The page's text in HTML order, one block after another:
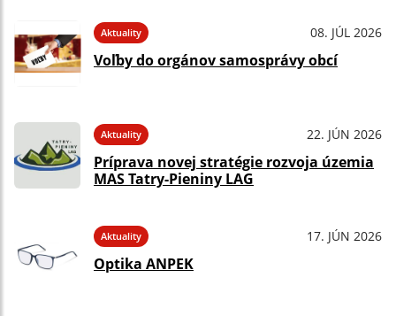
Aktuality 08. JÚL 2026
Voľby do orgánov samosprávy obcí
Aktuality 22. JÚN 2026
Príprava novej stratégie rozvoja územia
MAS Tatry-Pieniny LAG
Aktuality 17. JÚN 2026
Optika ANPEK